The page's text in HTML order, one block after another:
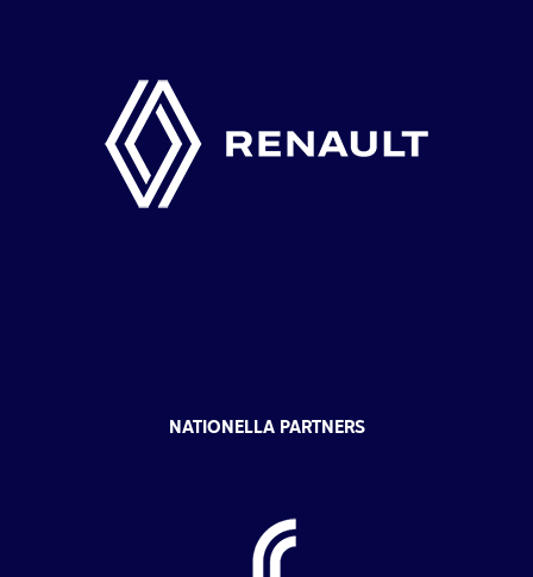
NATIONELLA PARTNERS